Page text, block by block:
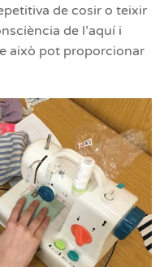
de cosir o teixir
de l’aquí i
això pot proporcionar